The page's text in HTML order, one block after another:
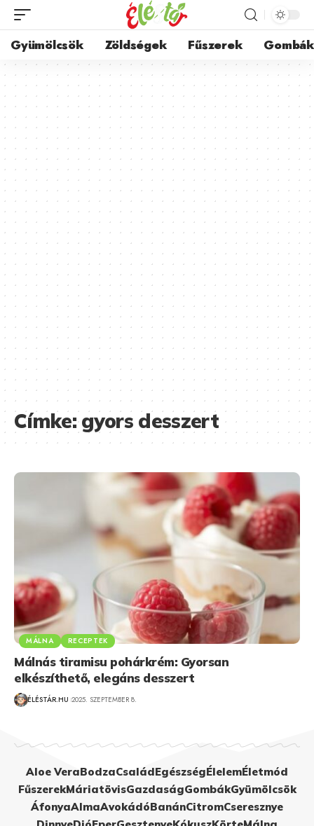
Gyümölcsök Zöldségek Fűszerek Gombák
Címke:gyors desszert
MÁLNA RECEPTEK
Málnás tiramisu pohárkrém: Gyorsan
elkészíthető, elegáns desszert
ÉLÉSTÁR.HU 2025. SZEPTEMBER 8.
Aloe VeraBodzaCsaládEgészségÉlelemÉletmód
FűszerekMáriatövisGazdaságGombákGyümölcsök
ÁfonyaAlmaAvokádóBanánCitromCseresznye